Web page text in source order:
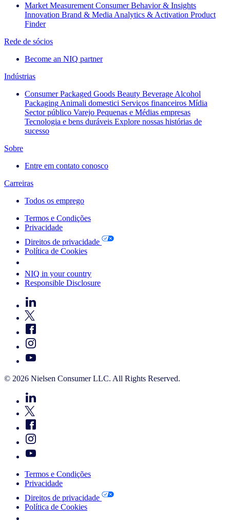
Market Measurement Consumer Behavior & Insights
Innovation Brand & Media Analytics & Activation Product
Finder
Rede de sócios
Become an NIQ partner
Indústrias
Consumer Packaged Goods Beauty Beverage Alcohol
Packaging Animali domestici Serviços financeiros Mídia
Sector público Varejo Pequenas e Médias empresas
Tecnologia e bens duráveis Explore nossas histórias de
sucesso
Sobre
Entre em contato conosco
Carreiras
Todos os emprego
Termos e Condições
Privacidade
Direitos de privacidade
Política de Cookies
NIQ in your country
Responsible Disclosure
© 2026 Nielsen Consumer LLC. All Rights Reserved.
Termos e Condições
Privacidade
Direitos de privacidade
Política de Cookies